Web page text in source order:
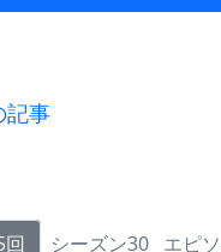
記事
シーズン30 エピ